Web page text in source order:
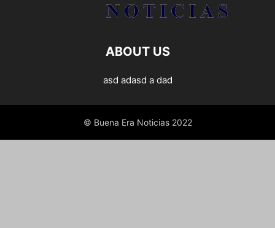
ABOUT US
asd adasd a dad
© Buena Era Noticias 2022